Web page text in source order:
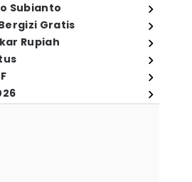
Subianto
Gratis
Rupiah